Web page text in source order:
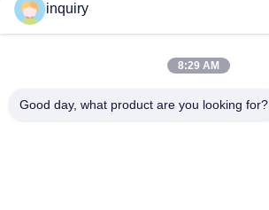
inquiry
8:29 AM
Good day, what product are you looking for?